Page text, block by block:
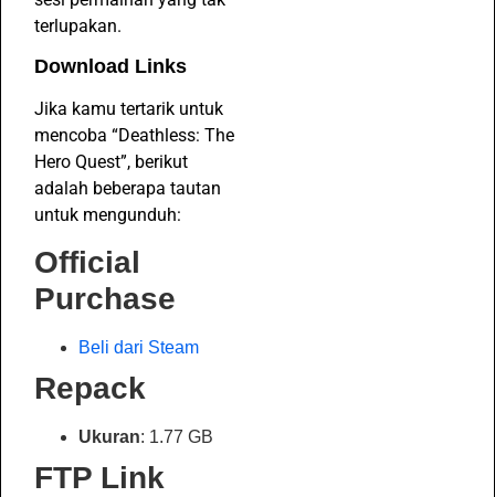
terlupakan.
Download Links
Jika kamu tertarik untuk
mencoba “Deathless: The
Hero Quest”, berikut
adalah beberapa tautan
untuk mengunduh:
Official
Purchase
Beli dari Steam
Repack
Ukuran: 1.77 GB
FTP Link